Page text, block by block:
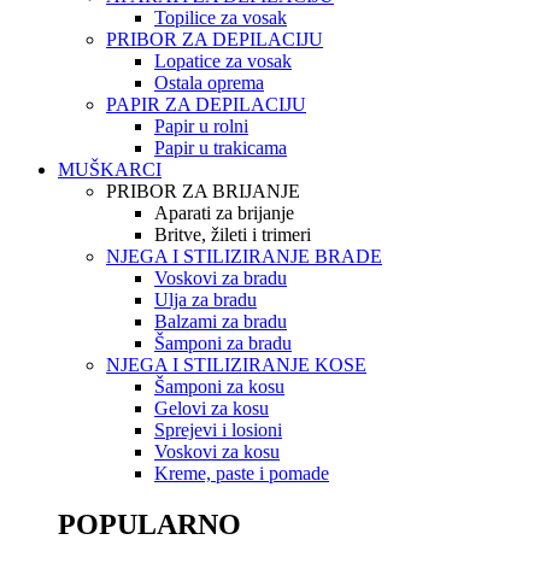
Topilice za vosak
PRIBOR ZA DEPILACIJU
Lopatice za vosak
Ostala oprema
PAPIR ZA DEPILACIJU
Papir u rolni
Papir u trakicama
MUŠKARCI
PRIBOR ZA BRIJANJE
Aparati za brijanje
Britve, žileti i trimeri
NJEGA I STILIZIRANJE BRADE
Voskovi za bradu
Ulja za bradu
Balzami za bradu
Šamponi za bradu
NJEGA I STILIZIRANJE KOSE
Šamponi za kosu
Gelovi za kosu
Sprejevi i losioni
Voskovi za kosu
Kreme, paste i pomade
POPULARNO